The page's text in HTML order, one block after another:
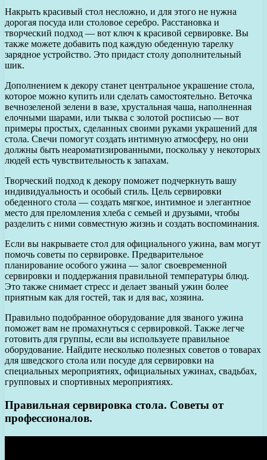
Накрыть красивый стол несложно, и для этого не нужна
дорогая посуда или столовое серебро. Расстановка и
творческий подход — вот ключ к красивой сервировке. Вы
также можете добавить под каждую обеденную тарелку
зарядное устройство. Это придаст столу дополнительный
шик.
Дополнением к декору станет центральное украшение стола,
которое можно купить или сделать самостоятельно. Веточка
вечнозеленой зелени в вазе, хрустальная чаша, наполненная
елочными шарами, или тыква с золотой росписью — вот
примеры простых, сделанных своими руками украшений для
стола. Свечи помогут создать интимную атмосферу, но они
должны быть неароматизированными, поскольку у некоторых
людей есть чувствительность к запахам.
Творческий подход к декору поможет подчеркнуть вашу
индивидуальность и особый стиль. Цель сервировки
обеденного стола — создать мягкое, интимное и элегантное
место для преломления хлеба с семьей и друзьями, чтобы
разделить с ними совместную жизнь и создать воспоминания.
Если вы накрываете стол для официального ужина, вам могут
помочь советы по сервировке. Предварительное
планирование особого ужина — залог своевременной
сервировки и поддержания правильной температуры блюд.
Это также снимает стресс и делает званый ужин более
приятным как для гостей, так и для вас, хозяина.
Правильно подобранное оборудование для званого ужина
поможет вам не промахнуться с сервировкой. Также легче
готовить для группы, если вы используете правильное
оборудование. Найдите несколько полезных советов о товарах
для шведского стола или посуде для сервировки на
специальных мероприятиях, официальных ужинах, свадьбах,
групповых и спортивных мероприятиях.
Правильная сервировка стола. Советы от
профессионалов.